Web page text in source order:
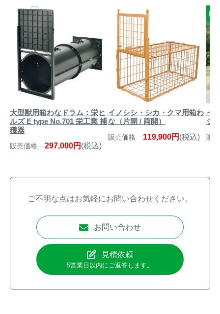
大型獣用箱わなドラム：栄ヒ
ルズ E type No.701 栄工業 捕
獲器
販売価格 297,000円 (税込)
イノシシ・シカ・クマ用箱わ
な（片開 / 両開）
販売価格 119,900円 (税込)
イ
シ
販
ご不明な点はお気軽にお問い合わせください。
お問い合わせ
見積依頼
5営業日以内にご返答します。